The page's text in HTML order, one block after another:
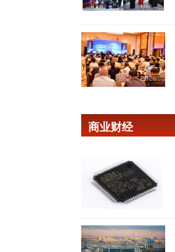
商业财经